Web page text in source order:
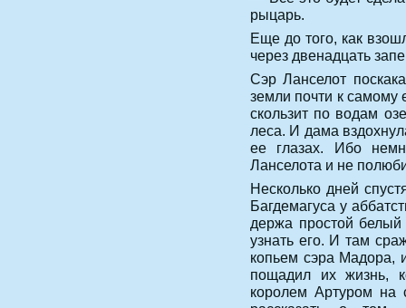
рыцарь.
Еще до того, как
через двенадцать
Сэр Ланселот
земли почти к самому
скользит по водам
леса. И дама
ее глазах. Ибо
Ланселота и не
Несколько дней
Багдемагуса у
держа простой белый
узнать его. И там
копьем сэра Мадора,
пощадил их жизнь,
королем Артуром на